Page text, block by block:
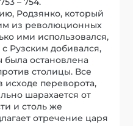
Родзянко, который
из революционных
ими использовался,
Рузским добивался,
была остановлена
столицы. Все
переворота,
шарахается от
и столь же
отречение царя